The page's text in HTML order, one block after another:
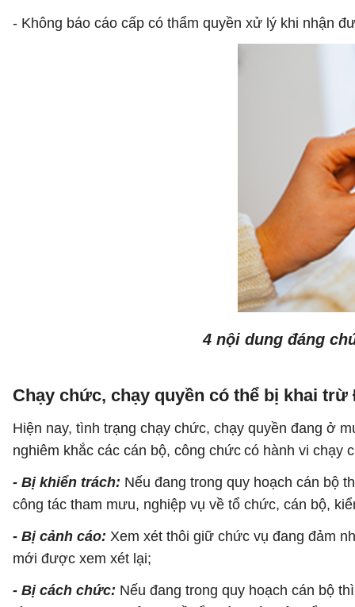
- Không báo cáo cấp có thẩm quyền xử lý khi nhận
4 nội dung đáng
Chạy chức, chạy quyền có thể bị khai
Hiện nay, tình trạng chạy chức, chạy quyền đang ở
nghiêm khắc các cán bộ, công chức có hành vi chạy
- Bị khiển trách: Nếu đang trong quy hoạch cán bộ
công tác tham mưu, nghiệp vụ về tổ chức, cán bộ,
- Bị cảnh cáo: Xem xét thôi giữ chức vụ đang đảm
mới được xem xét lại;
- Bị cách chức: Nếu đang trong quy hoạch cán bộ